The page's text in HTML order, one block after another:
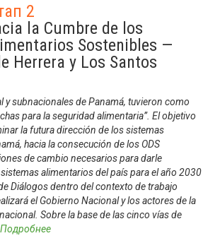
2
la Cumbre de los
Sostenibles —
Herrera y Los Santos
y subnacionales de Panamá, tuvieron como
para la seguridad alimentaria”. El objetivo
la futura dirección de los sistemas
hacia la consecución de los ODS
de cambio necesarios para darle
alimentarios del país para el año 2030
Diálogos dentro del contexto de trabajo
el Gobierno Nacional y los actores de la
Sobre la base de las cinco vías de
Подробнее